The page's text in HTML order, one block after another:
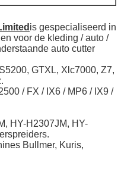
is gespecialiseerd in
voor de kleding / auto /
auto cutter
GTXL, Xlc7000, Z7,
/ FX / IX6 / MP6 / IX9 /
HY-H2307JM, HY-
Bullmer, Kuris,